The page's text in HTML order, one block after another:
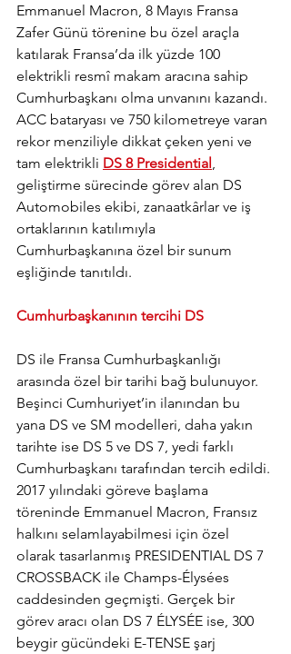
Emmanuel Macron, 8 Mayıs Fransa
Zafer Günü törenine bu özel araçla
katılarak Fransa’da ilk yüzde 100
elektrikli resmî makam aracına sahip
Cumhurbaşkanı olma unvanını kazandı.
ACC bataryası ve 750 kilometreye varan
rekor menziliyle dikkat çeken yeni ve
tam elektrikli DS 8 Presidential
geliştirme sürecinde görev alan DS
Automobiles ekibi, zanaatkârlar ve iş
ortaklarının katılımıyla
Cumhurbaşkanına özel bir sunum
eşliğinde tanıtıldı.
Cumhurbaşkanının tercihi DS
DS ile Fransa Cumhurbaşkanlığı
arasında özel bir tarihi bağ bulunuyor.
Beşinci Cumhuriyet’in ilanından bu
yana DS ve SM modelleri, daha yakın
tarihte ise DS 5 ve DS 7, yedi farklı
Cumhurbaşkanı tarafından tercih edildi.
2017 yılındaki göreve başlama
töreninde Emmanuel Macron, Fransız
halkını selamlayabilmesi için özel
olarak tasarlanmış PRESIDENTIAL DS 7
CROSSBACK ile Champs-Élysées
caddesinden geçmişti. Gerçek bir
görev aracı olan DS 7 ÉLYSÉE ise, 300
beygir gücündeki E-TENSE şarj